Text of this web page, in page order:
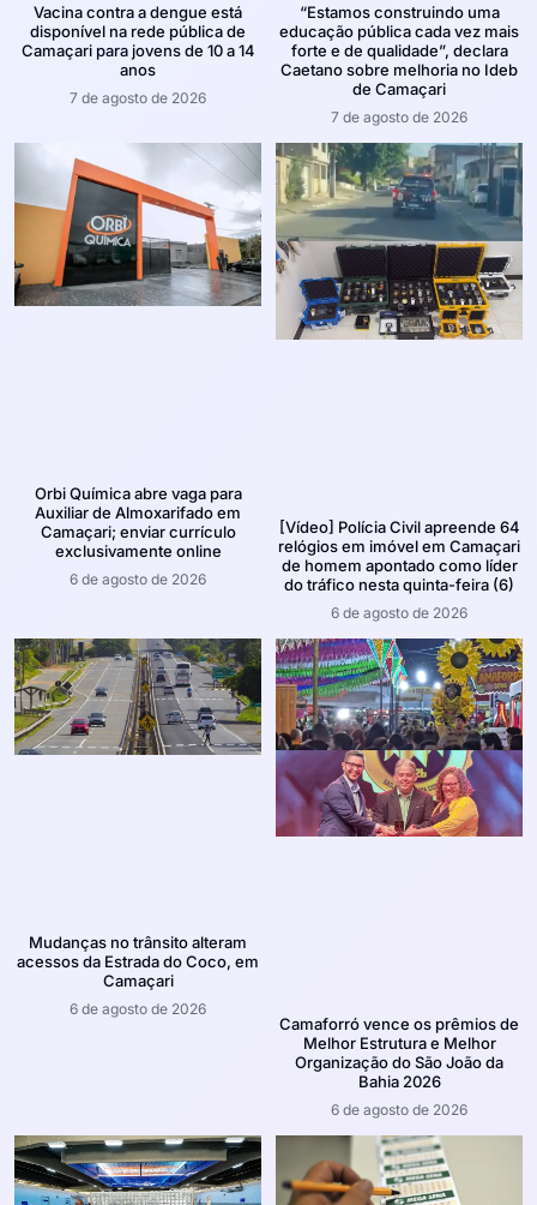
Vacina contra a dengue está
disponível na rede pública de
Camaçari para jovens de 10 a 14
anos
7 de agosto de 2026
“Estamos construindo uma
educação pública cada vez mais
forte e de qualidade”, declara
Caetano sobre melhoria no Ideb
de Camaçari
7 de agosto de 2026
Orbi Química abre vaga para
Auxiliar de Almoxarifado em
Camaçari; enviar currículo
exclusivamente online
6 de agosto de 2026
[Vídeo] Polícia Civil apreende 64
relógios em imóvel em Camaçari
de homem apontado como líder
do tráfico nesta quinta-feira (6)
6 de agosto de 2026
Mudanças no trânsito alteram
acessos da Estrada do Coco, em
Camaçari
6 de agosto de 2026
Camaforró vence os prêmios de
Melhor Estrutura e Melhor
Organização do São João da
Bahia 2026
6 de agosto de 2026